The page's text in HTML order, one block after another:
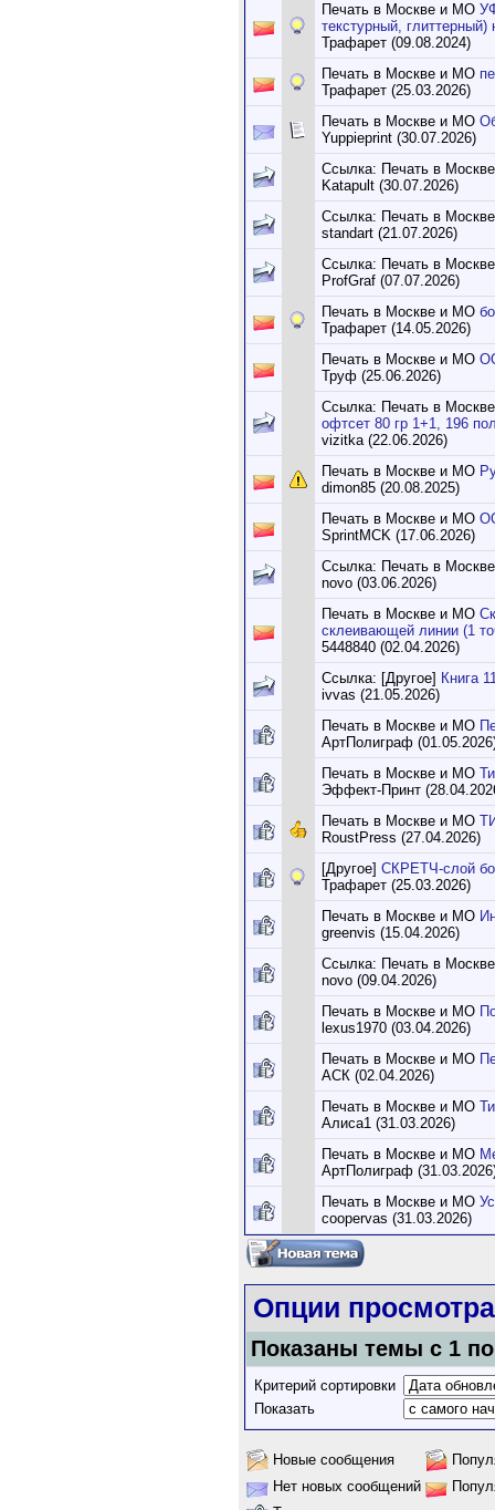
Печать в Москве и МО
текстурный, глиттерный)
Трафарет (09.08.2024)
Печать в Москве и МО
Трафарет (25.03.2026)
Печать в Москве и МО
Yuppieprint (30.07.2026)
Ссылка: Печать в
Katapult (30.07.2026)
Ссылка: Печать в
standart (21.07.2026)
Ссылка: Печать в
ProfGraf (07.07.2026)
Печать в Москве и МО
Трафарет (14.05.2026)
Печать в Москве и МО
Труф (25.06.2026)
Ссылка: Печать в
офтсет 80 гр 1+1, 196
vizitka (22.06.2026)
Печать в Москве и МО
dimon85 (20.08.2025)
Печать в Москве и МО
SprintMCK (17.06.2026)
Ссылка: Печать в
novo (03.06.2026)
Печать в Москве и МО
склеивающей линии (1
5448840 (02.04.2026)
Ссылка: [Другое] Книга
ivvas (21.05.2026)
Печать в Москве и МО
АртПолиграф
Печать в Москве и МО
Эффект-Принт
Печать в Москве и МО
RoustPress (27.04.2026)
[Другое] СКРЕТЧ-слой
Трафарет (25.03.2026)
Печать в Москве и МО
greenvis (15.04.2026)
Ссылка: Печать в
novo (09.04.2026)
Печать в Москве и МО
lexus1970 (03.04.2026)
Печать в Москве и МО
АСК (02.04.2026)
Печать в Москве и МО
Алиса1 (31.03.2026)
Печать в Москве и МО
АртПолиграф
Печать в Москве и МО
coopervas (31.03.2026)
Опции просмотра
Показаны темы с 1 по
Критерий сортировки
Показать
Новые сообщения
Нет новых сообщений